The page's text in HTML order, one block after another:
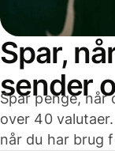
Spar,
sender
Spar penge, når
over 40
når du har brug